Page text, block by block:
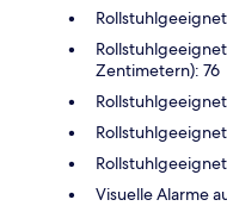
Zentimetern): 76
Visuelle Alarme